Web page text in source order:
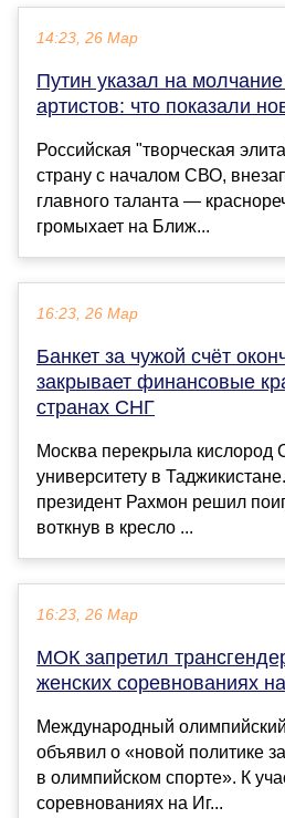
14:23, 26 Мар
Путин указал на
артистов: что показали
Российская "творческая
страну с началом СВО,
главного таланта —
громыхает на Ближ...
16:23, 26 Мар
Банкет за чужой счёт
закрывает финансовые
странах СНГ
Москва перекрыла кислород
университету в
президент Рахмон решил
воткнув в кресло ...
16:23, 26 Мар
МОК запретил
женских соревнованиях
Международный
объявил о «новой политике
в олимпийском спорте». К
соревнованиях на Иг...